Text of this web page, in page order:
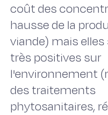
coût des
hausse de la
viande) mais
très positives sur
l'environnement
des traitements
phytosanitaires,